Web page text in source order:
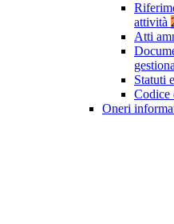
attività
Atti
Statuti
Codice
Oneri